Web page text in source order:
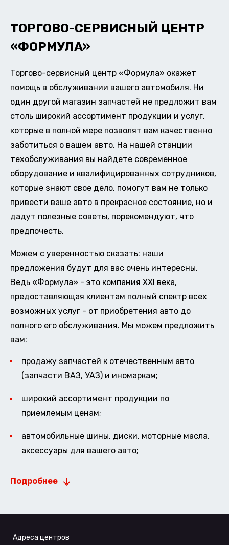
ТОРГОВО-СЕРВИСНЫЙ ЦЕНТР
«ФОРМУЛА»
Торгово-сервисный центр «Формула» окажет
помощь в обслуживании вашего автомобиля. Ни
один другой магазин запчастей не предложит вам
столь широкий ассортимент продукции и услуг,
которые в полной мере позволят вам качественно
заботиться о вашем авто. На нашей станции
техобслуживания вы найдете современное
оборудование и квалифицированных сотрудников,
которые знают свое дело, помогут вам не только
привести ваше авто в прекрасное состояние, но и
дадут полезные советы, порекомендуют, что
предпочесть.
Можем с уверенностью сказать: наши
предложения будут для вас очень интересны.
Ведь «Формула» - это компания XXI века,
предоставляющая клиентам полный спектр всех
возможных услуг - от приобретения авто до
полного его обслуживания. Мы можем предложить
вам:
продажу запчастей к отечественным авто
(запчасти ВАЗ, УАЗ) и иномаркам;
широкий ассортимент продукции по
приемлемым ценам;
автомобильные шины, диски, моторные масла,
аксессуары для вашего авто;
Подробнее
Адреса центров